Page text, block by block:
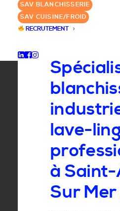
SAV BLANCHISSERIE
SAV CUISINE/FROID
RECRUTEMENT
✆ 09 78 083
lave-
à
Sur